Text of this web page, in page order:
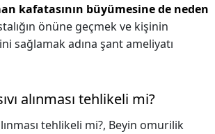
kafatasının büyümesine de neden
önüne geçmek ve kişinin
sağlamak adına şant ameliyatı
alınması tehlikeli mi?
tehlikeli mi?, Beyin omurilik